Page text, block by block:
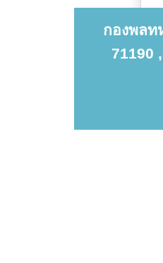
กองพลท
71190